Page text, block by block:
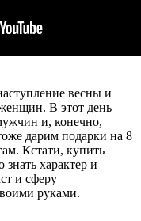
весны и
В этот день
и, конечно,
дарим подарки на 8
Кстати, купить
характер и
и сферу
руками.